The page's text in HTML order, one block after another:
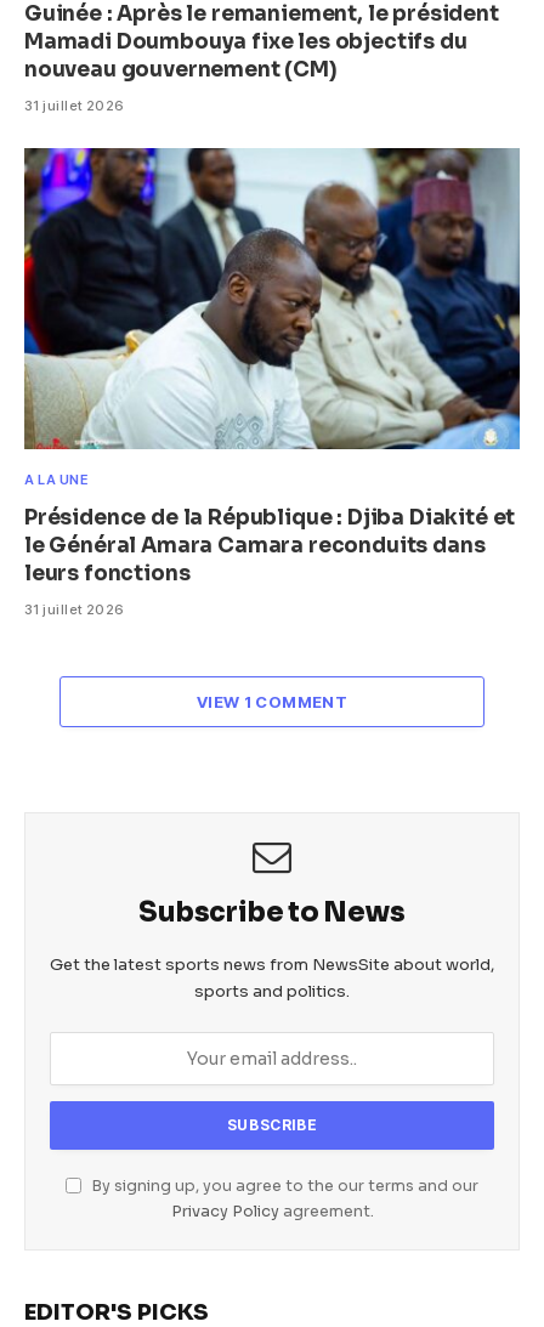
Guinée : Après le remaniement, le président
Mamadi Doumbouya fixe les objectifs du
nouveau gouvernement (CM)
31 juillet 2026
A LA UNE
Présidence de la République : Djiba Diakité et
le Général Amara Camara reconduits dans
leurs fonctions
31 juillet 2026
VIEW 1 COMMENT
Subscribe to News
Get the latest sports news from NewsSite about world,
sports and politics.
By signing up, you agree to the our terms and our
Privacy Policyagreement.
EDITOR'S PICKS